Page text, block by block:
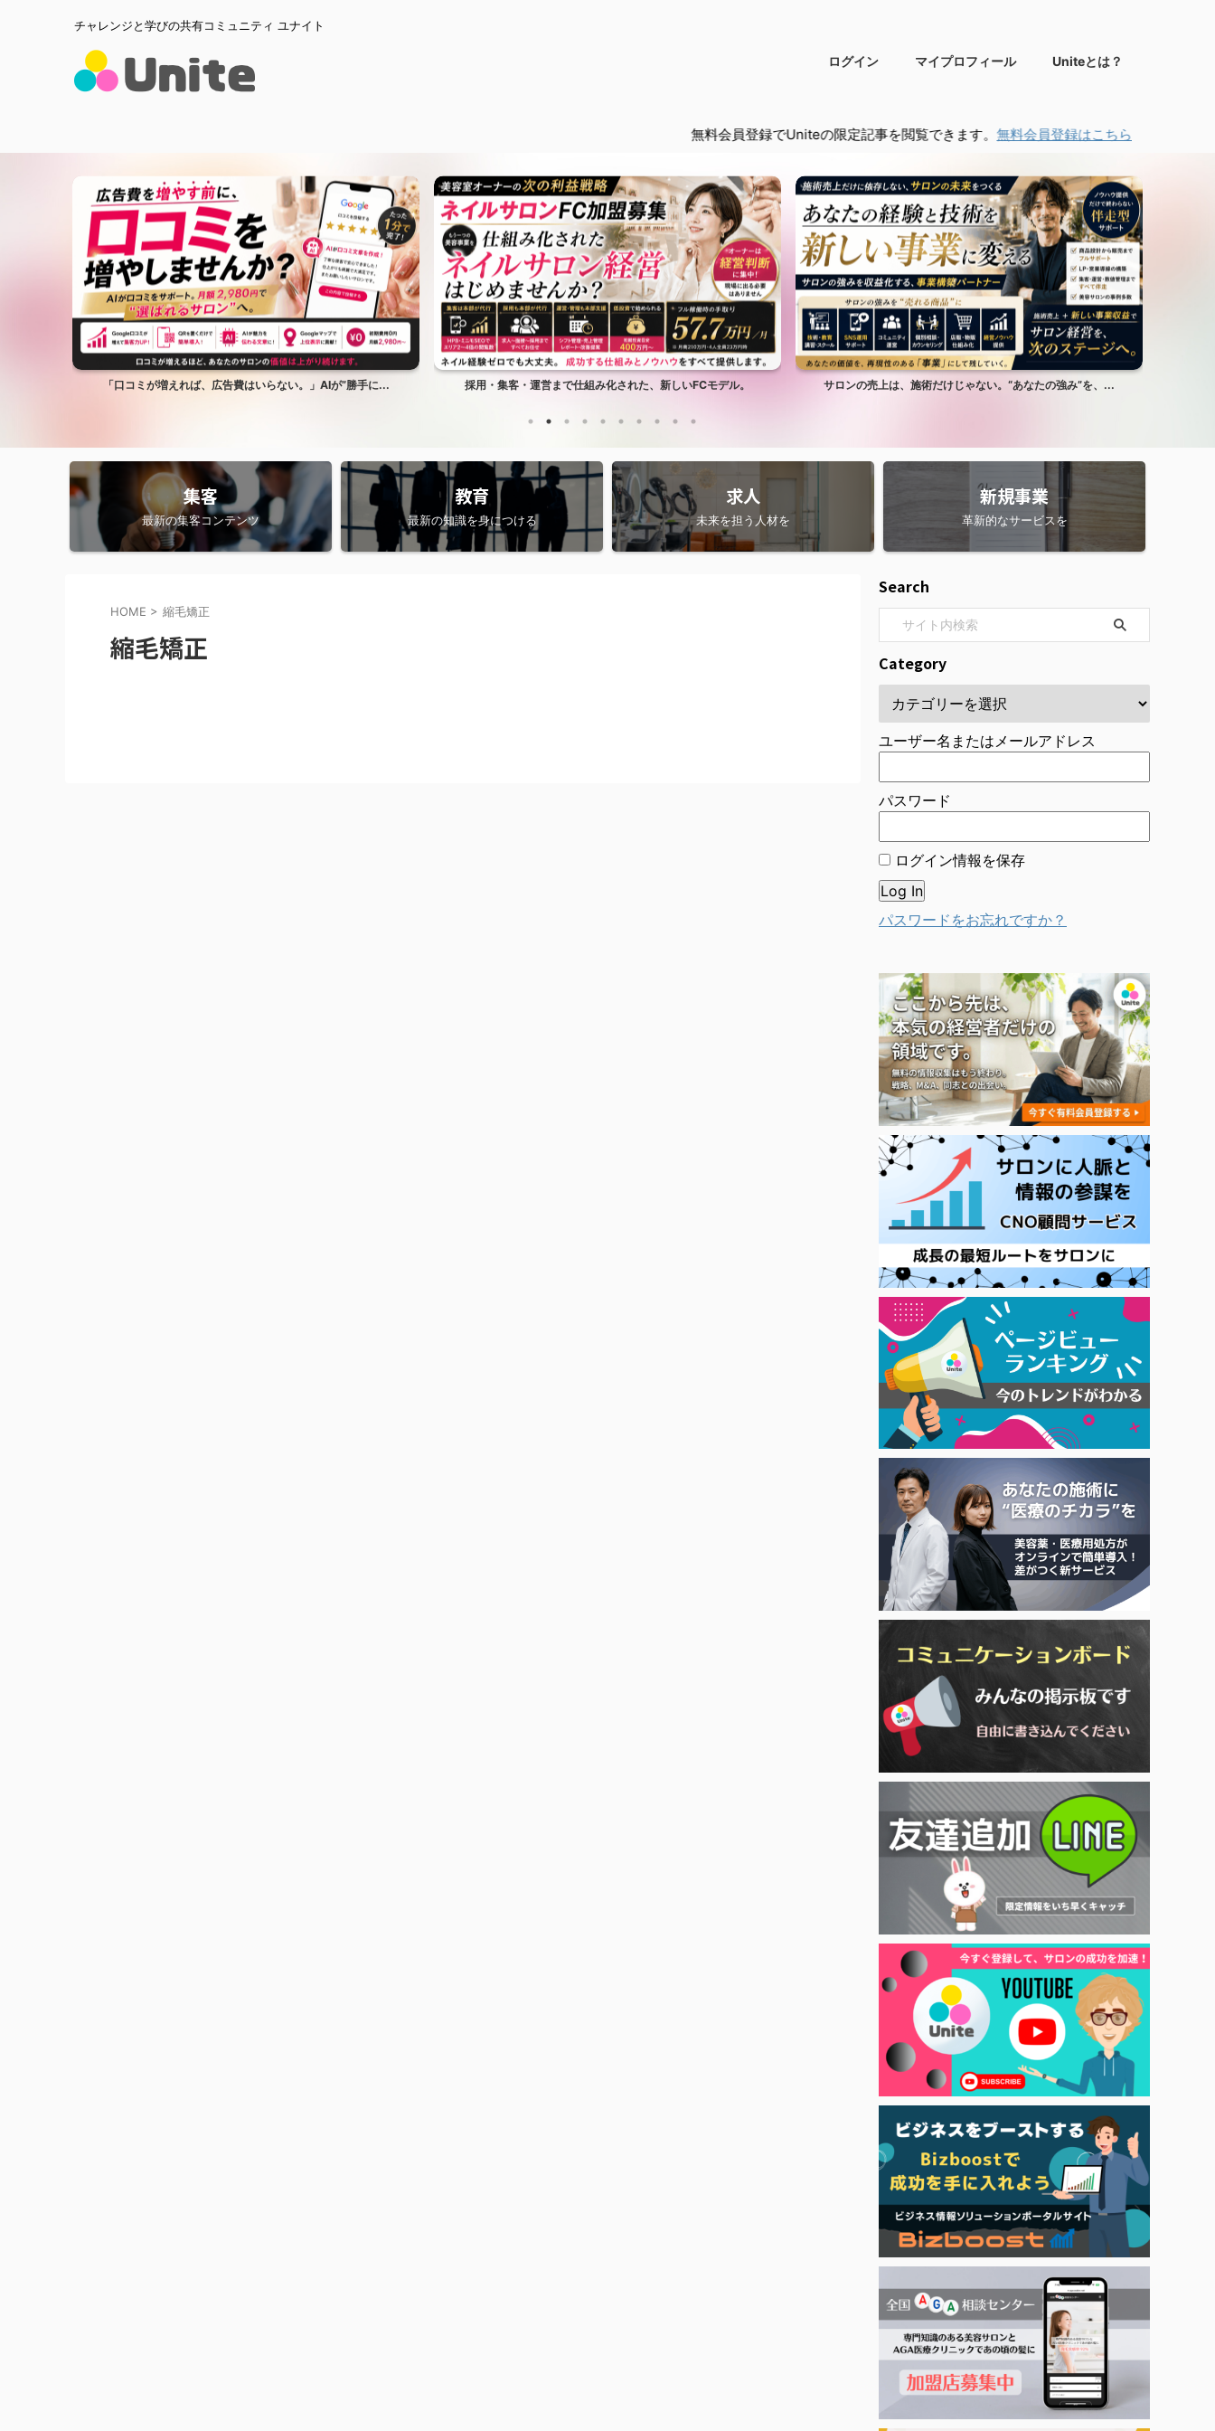
チャレンジと学びの共有コミュニティ ユナイト
ログイン マイプロフィール Uniteとは？
無料会員登録でUniteの限定記事を閲覧できます。無料会員登録はこちら
「口コミが増えれば、広告費はいらない。」AIが”勝手に... 採用・集客・運営まで仕組み化された、新しいFCモデル。 サロンの売上は、施術だけじゃない。“あなたの強み”を、...
集客
最新の集客コンテンツ
教育
最新の知識を身につける
求人
未来を担う人材を
新規事業
革新的なサービスを
HOME > 縮毛矯正
縮毛矯正
Search
Category
ユーザー名またはメールアドレス
パスワード
ログイン情報を保存
パスワードをお忘れですか？